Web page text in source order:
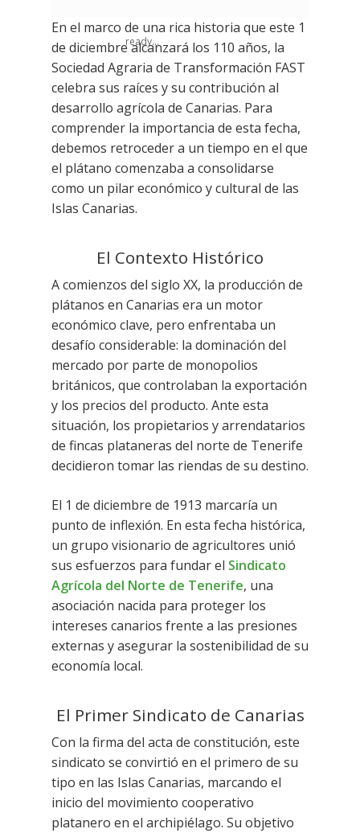
ready...
En el marco de una rica historia que este 1
de diciembre alcanzará los 110 años, la
Sociedad Agraria de Transformación FAST
celebra sus raíces y su contribución al
desarrollo agrícola de Canarias. Para
comprender la importancia de esta fecha,
debemos retroceder a un tiempo en el que
el plátano comenzaba a consolidarse
como un pilar económico y cultural de las
Islas Canarias.
El Contexto Histórico
A comienzos del siglo XX, la producción de
plátanos en Canarias era un motor
económico clave, pero enfrentaba un
desafío considerable: la dominación del
mercado por parte de monopolios
británicos, que controlaban la exportación
y los precios del producto. Ante esta
situación, los propietarios y arrendatarios
de fincas plataneras del norte de Tenerife
decidieron tomar las riendas de su destino.
El 1 de diciembre de 1913 marcaría un
punto de inflexión. En esta fecha histórica,
un grupo visionario de agricultores unió
sus esfuerzos para fundar el Sindicato
Agrícola del Norte de Tenerife, una
asociación nacida para proteger los
intereses canarios frente a las presiones
externas y asegurar la sostenibilidad de su
economía local.
El Primer Sindicato de Canarias
Con la firma del acta de constitución, este
sindicato se convirtió en el primero de su
tipo en las Islas Canarias, marcando el
inicio del movimiento cooperativo
platanero en el archipiélago. Su objetivo